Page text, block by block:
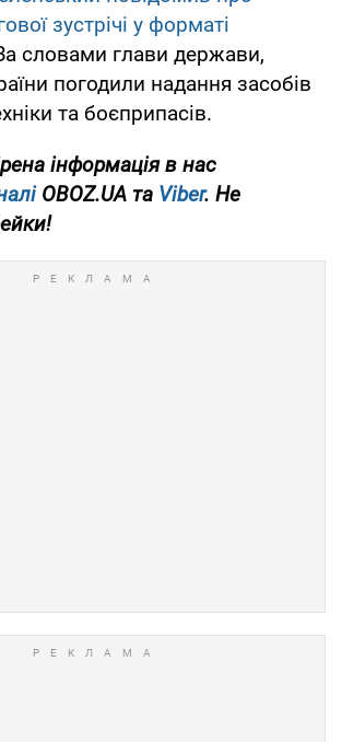
зустрічі у форматі
словами глави держави,
погодили надання засобів
та боєприпасів.
інформація в нас
OBOZ.UA та Viber. Не